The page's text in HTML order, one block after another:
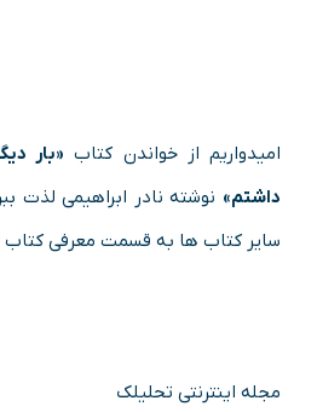
امیدواریم از خواندن کتاب «بار
داشتم» نوشته نادر ابراهیمی لذت
سایر کتاب ها به قسمت معرفی کتاب
مجله اینترنتی تحلیلک